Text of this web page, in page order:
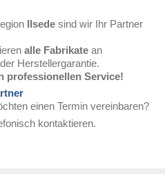
Ilsede sind wir Ihr Partner
alle Fabrikate an
Herstellergarantie.
professionellen Service!
einen Termin vereinbaren?
kontaktieren.